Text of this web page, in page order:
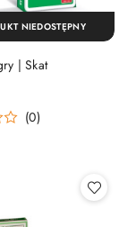
| Skat
(0)
NIEDOSTĘPNY